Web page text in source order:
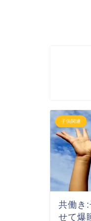
子供関連
共働き
せて爆